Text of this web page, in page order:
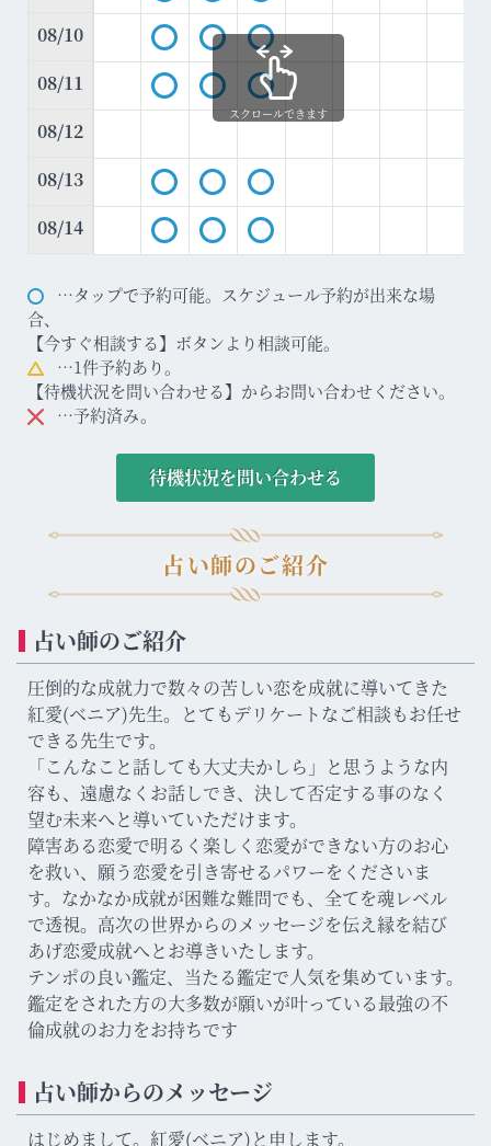
08/10
08/11
08/12
08/13
08/14
スクロールできます
…タップで予約可能。スケジュール予約が出来な場
合、
【今すぐ相談する】ボタンより相談可能。
…1件予約あり。
【待機状況を問い合わせる】からお問い合わせください。
…予約済み。
待機状況を問い合わせる
占い師のご紹介
占い師のご紹介
圧倒的な成就力で数々の苦しい恋を成就に導いてきた
紅愛(ベニア)先生。とてもデリケートなご相談もお任せ
できる先生です。
「こんなこと話しても大丈夫かしら」と思うような内
容も、遠慮なくお話しでき、決して否定する事のなく
望む未来へと導いていただけます。
障害ある恋愛で明るく楽しく恋愛ができない方のお心
を救い、願う恋愛を引き寄せるパワーをくださいま
す。なかなか成就が困難な難問でも、全てを魂レベル
で透視。高次の世界からのメッセージを伝え縁を結び
あげ恋愛成就へとお導きいたします。
テンポの良い鑑定、当たる鑑定で人気を集めています。
鑑定をされた方の大多数が願いが叶っている最強の不
倫成就のお力をお持ちです
占い師からのメッセージ
はじめまして。紅愛(ベニア)と申します。